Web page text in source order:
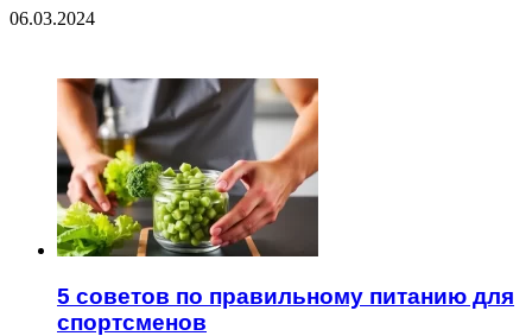
06.03.2024
5 советов по правильному питанию для
спортсменов